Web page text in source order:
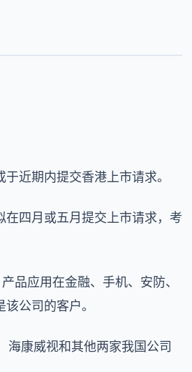
近期内提交香港上市请求。
四月或五月提交上市请求，考
品应用在金融、手机、安防、
公司的客户。
海康威视和其他两家我国公司